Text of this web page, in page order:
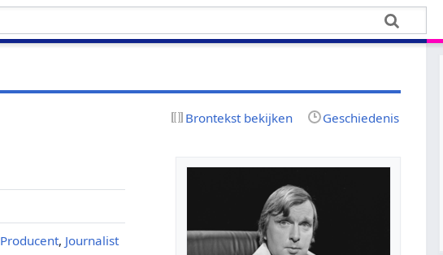
Brontekst bekijken Geschiedenis
Producent, Journalist